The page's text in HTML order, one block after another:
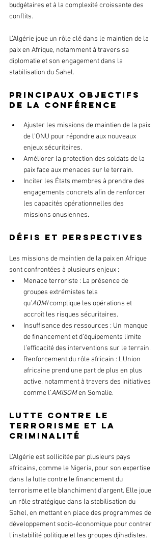
budgétaires et à la complexité croissante des
conflits.
L’Algérie joue un rôle clé dans le maintien de la
paix en Afrique, notamment à travers sa
diplomatie et son engagement dans la
stabilisation du Sahel.
Principaux objectifs
de la conférence
Ajuster les missions de maintien de la paix
de l’ONU pour répondre aux nouveaux
enjeux sécuritaires.
Améliorer la protection des soldats de la
paix face aux menaces sur le terrain.
Inciter les États membres à prendre des
engagements concrets afin de renforcer
les capacités opérationnelles des
missions onusiennes.
Défis et perspectives
Les missions de maintien de la paix en Afrique
sont confrontées à plusieurs enjeux :
Menace terroriste : La présence de
groupes extrémistes tels
qu’AQMI complique les opérations et
accroît les risques sécuritaires.
Insuffisance des ressources : Un manque
de financement et d’équipements limite
l’efficacité des interventions sur le terrain.
Renforcement du rôle africain : L’Union
africaine prend une part de plus en plus
active, notamment à travers des initiatives
comme l’AMISOM en Somalie.
Lutte contre le
terrorisme et la
criminalité
L’Algérie est sollicitée par plusieurs pays
africains, comme le Nigeria, pour son expertise
dans la lutte contre le financement du
terrorisme et le blanchiment d’argent. Elle joue
un rôle stratégique dans la stabilisation du
Sahel, en mettant en place des programmes de
développement socio-économique pour contrer
l’instabilité politique et les groupes djihadistes.